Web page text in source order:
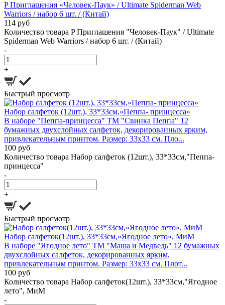
P Приглашения «Человек-Паук» / Ultimate Spiderman Web
Warriors / набор 6 шт. / (Китай)
114 руб
Количество товара P Приглашения "Человек-Паук" / Ultimate
Spiderman Web Warriors / набор 6 шт. / (Китай)
-
+
Быстрый просмотр
Набор салфеток (12шт.), 33*33см,»Пеппа- принцесса»
В наборе "Пеппа-принцесса" ТМ "Свинка Пеппа" 12
бумажных двухслойных салфеток, декорированных ярким,
привлекательным принтом. Размер: 33х33 см. Пло...
100 руб
Количество товара Набор салфеток (12шт.), 33*33см,"Пеппа-
принцесса"
-
+
Быстрый просмотр
Набор салфеток(12шт.), 33*33см,»Ягодное лето», МиМ
В наборе "Ягодное лето" ТМ "Маша и Медведь" 12 бумажных
двухслойных салфеток, декорированных ярким,
привлекательным принтом. Размер: 33х33 см. Плот...
100 руб
Количество товара Набор салфеток(12шт.), 33*33см,"Ягодное
лето", МиМ
-